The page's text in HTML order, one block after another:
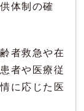
体制の確
者救急や在
者や医療従
に応じた医